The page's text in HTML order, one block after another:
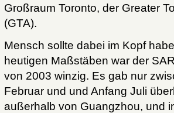
Großraum Toronto, der Greater
(GTA).
Mensch sollte dabei im Kopf
heutigen Maßstäben war der
von 2003 winzig. Es gab nur
Februar und und Anfang Juli
außerhalb von Guangzhou, und